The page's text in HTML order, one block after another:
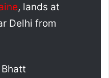
, lands at
Delhi from